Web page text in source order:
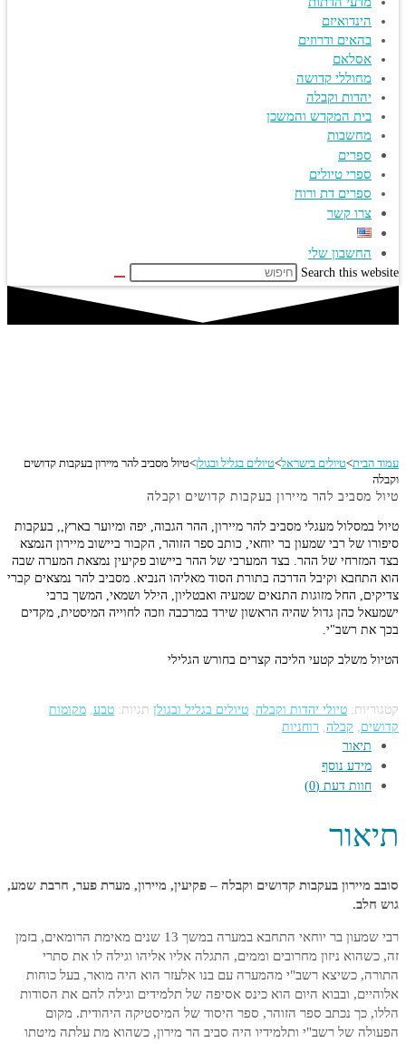
הינדואיזם
בהאים ודרוזים
אסלאם
מחוללי קדושה
יהדות וקבלה
בית המקדש והמשכן
מחשבות
ספרים
ספרי טיולים
ספרים דת ורוח
צרו קשר
החשבון שלי
Search this website
עמוד הבית>טיולים בישראל>טיולים בגליל ובגולן>טיול מסביב להר מיירון בעקבות קדושים
וקבלה
טיול מסביב להר מיירון בעקבות קדושים וקבלה
טיול במסלול מעגלי מסביב להר מיירון, ההר הגבוה, יפה ומיוער בארץ,, בעקבות
סיפורו של רבי שמעון בר יוחאי, כותב ספר הזוהר, הקבור ביישוב מיירון הנמצא
בצד המזרחי של ההר. בצד המערבי של ההר ביישוב פקיעין נמצאת המערה שבה
הוא התחבא וקיבל הדרכה בתורת הסוד מאליהו הנביא. מסביב להר נמצאים קברי
צדיקים, החל מזוגות התנאים שמעיה ואבטליון, הילל ושמאי, המשך ברבי
ישמעאל כהן גדול שהיה הראשון שירד במרכבה וזכה לחוייה המיסטית, מקדים
בכך את רשב"י.
הטיול משלב קטעי הליכה קצרים בחורש הגלילי
קטגוריות: טיולי יהדות וקבלה, טיולים בגליל ובגולן תגיות: טבע, מקומות
קדושים , קבלה, רוחניות
תיאור
מידע נוסף
חוות דעת (0)
תיאור
סובב מיירון בעקבות קדושים וקבלה – פקיעין, מיירון, מערת פער, חרבת שמע,
גוש חלב.
רבי שמעון בר יוחאי התחבא במערה במשך 13 שנים מאימת הרומאים, בזמן
זה, כשהוא ניזון מחרובים וממים, התגלה אליו אליהו וגילה לו את סתרי
התורה, כשיצא רשב"י מהמערה עם בנו אלעזר הוא היה מואר, בעל כוחות
אלוהיים, ובבוא היום הוא כינס אסיפה של תלמידים וגילה להם את הסודות
הללו, כך נכתב ספר הזוהר, ספר היסוד של המיסטיקה היהודית. מקום
הפעולה של רשב"י ותלמידיו היה סביב הר מירון, כשהוא מת עלתה מיטתו